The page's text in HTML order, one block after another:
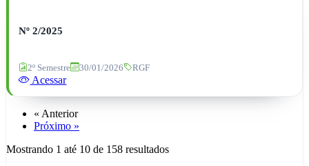
Nº 2/2025
2º Semestre 30/01/2026 RGF
Acessar
« Anterior
Próximo »
Mostrando 1 até 10 de 158 resultados